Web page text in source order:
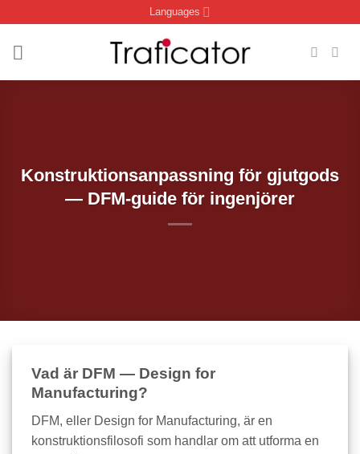
content
Languages
Konstruktionsanpassning för gjutgods
— DFM-guide för ingenjörer
Vad är DFM — Design for
Manufacturing?
DFM, eller Design for Manufacturing, är en
konstruktionsfilosofi som handlar om att utforma en